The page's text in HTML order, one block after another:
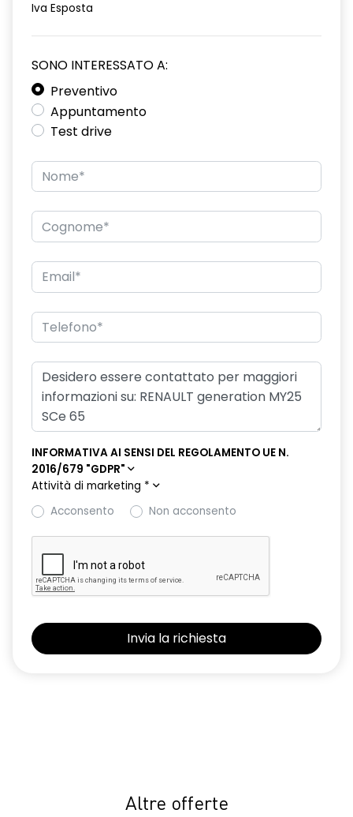
Iva Esposta
SONO INTERESSATO A:
Preventivo
Appuntamento
Test drive
INFORMATIVA AI SENSI DEL REGOLAMENTO UE N.
2016/679 "GDPR"
Attività di marketing *
Acconsento
Non acconsento
Altre offerte